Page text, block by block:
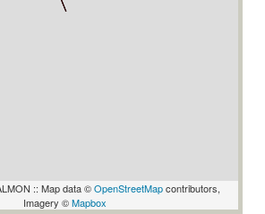
:: Map data ©OpenStreetMapcontributors,
Imagery ©Mapbox